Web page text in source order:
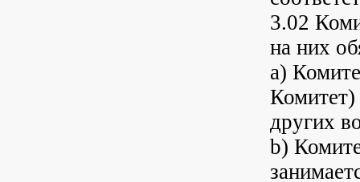
3.02
на них
a)
Комитет)
других
b)